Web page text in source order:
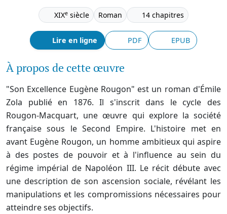
XIXesiècle Roman 14 chapitres
Lire en ligne PDF EPUB
À propos de cette œuvre
"Son Excellence Eugène Rougon" est un roman d'Émile
Zola publié en 1876. Il s'inscrit dans le cycle des
Rougon-Macquart, une œuvre qui explore la société
française sous le Second Empire. L'histoire met en
avant Eugène Rougon, un homme ambitieux qui aspire
à des postes de pouvoir et à l'influence au sein du
régime impérial de Napoléon III. Le récit débute avec
une description de son ascension sociale, révélant les
manipulations et les compromissions nécessaires pour
atteindre ses objectifs.